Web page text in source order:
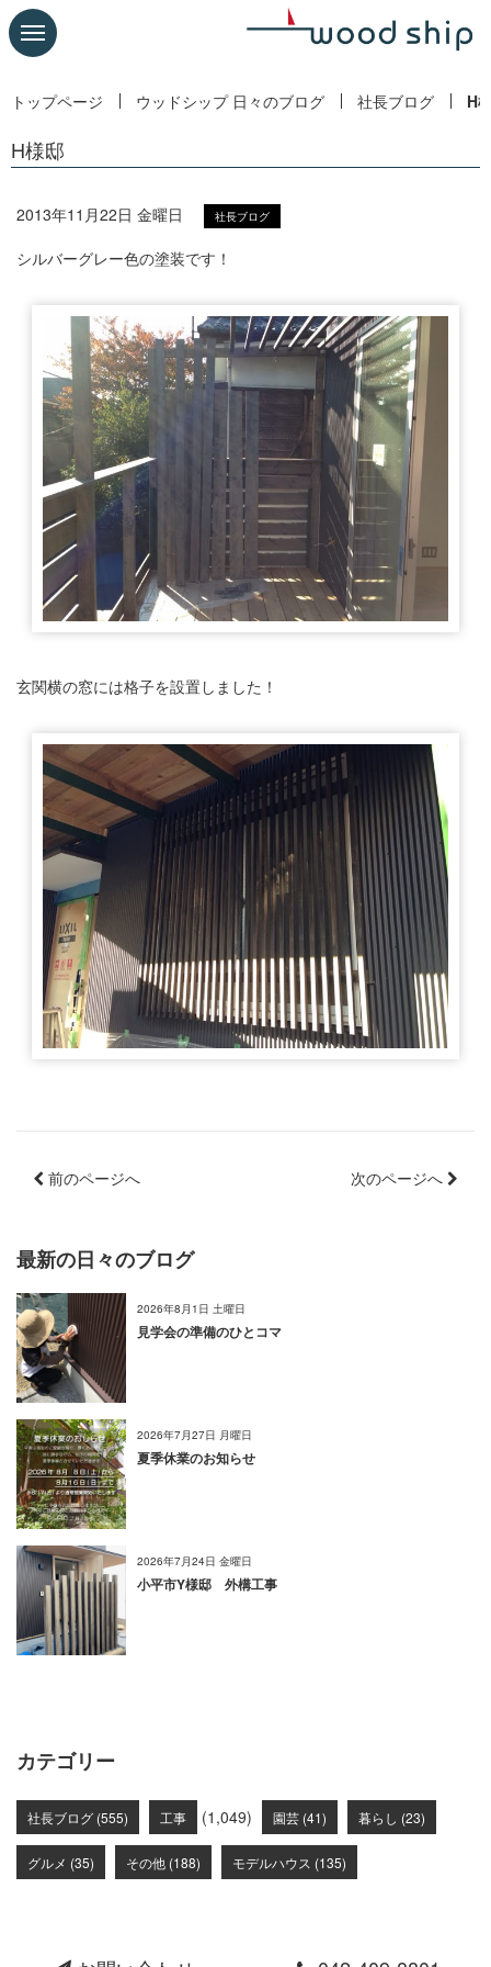
トップページ ウッドシップ 日々のブログ 社長ブログ H
H様邸
2013年11月22日 金曜日 社長ブログ
シルバーグレー色の塗装です！
玄関横の窓には格子を設置しました！
前のページへ 次のページへ
最新の日々のブログ
2026年8月1日 土曜日
見学会の準備のひとコマ
2026年7月27日 月曜日
夏季休業のお知らせ
2026年7月24日 金曜日
小平市Y様邸 外構工事
カテゴリー
社長ブログ (555) 工事 (1,049) 園芸 (41) 暮らし (23)
グルメ (35) その他 (188) モデルハウス (135)